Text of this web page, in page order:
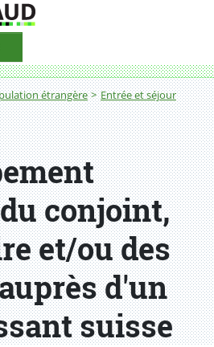
étrangère
Entrée et séjour
conjoint,
et/ou des
d'un
suisse